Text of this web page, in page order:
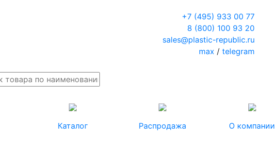
+7 (495) 933 00 77
8 (800) 100 93 20
sales@plastic-republic.ru
max / telegram
Каталог Распродажа О компании